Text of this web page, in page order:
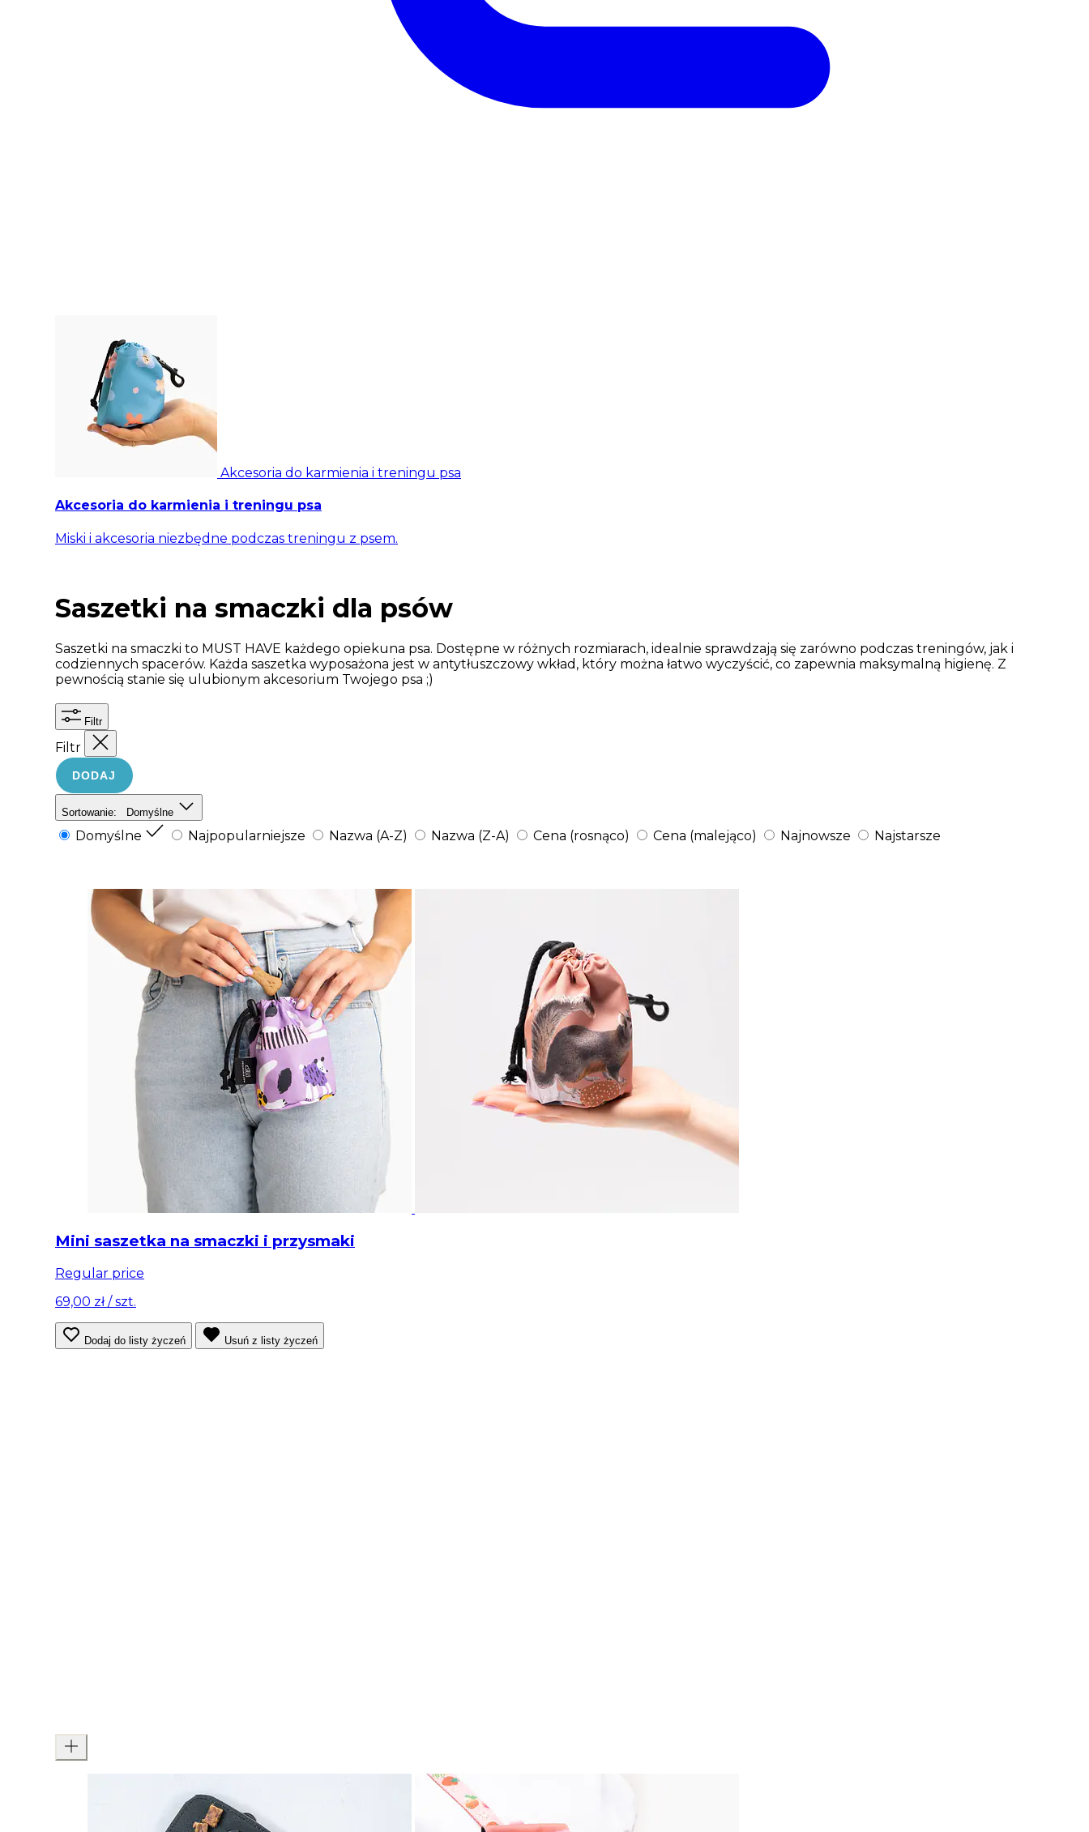
Akcesoria do karmienia i treningu psa
Akcesoria do karmienia i treningu psa
Miski i akcesoria niezbędne podczas treningu z psem.
Saszetki na smaczki dla psów
Saszetki na smaczki to MUST HAVE każdego opiekuna psa. Dostępne w różnych rozmiarach, idealnie sprawdzają się zarówno podczas treningów, jak i
codziennych spacerów. Każda saszetka wyposażona jest w antytłuszczowy wkład, który można łatwo wyczyścić, co zapewnia maksymalną higienę. Z
pewnością stanie się ulubionym akcesorium Twojego psa ;)
Filtr
Filtr
DODAJ
Sortowanie: Domyślne
Domyślne Najpopularniejsze Nazwa (A-Z) Nazwa (Z-A) Cena (rosnąco) Cena (malejąco) Najnowsze Najstarsze
Mini saszetka na smaczki i przysmaki
Regular price
69,00 zł/ szt.
Dodaj do listy życzeń Usuń z listy życzeń